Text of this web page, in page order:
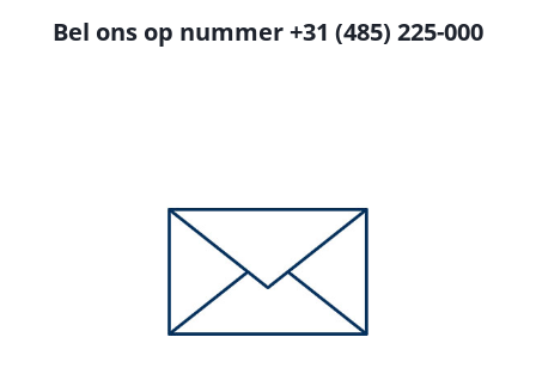
Bel ons op nummer +31 (485) 225-000